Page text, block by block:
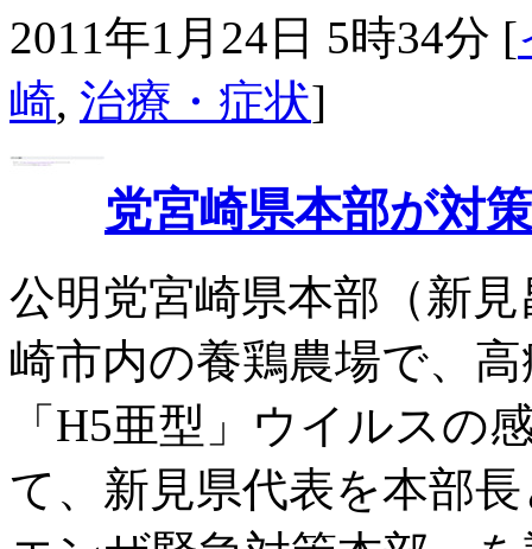
2011年1月24日 5時34分 [
崎, 治療・症状]
党宮崎県本部が対
公明党宮崎県本部（新
崎市内の養鶏農場で、
「H5亜型」ウイルスの
て、新見県代表を本部